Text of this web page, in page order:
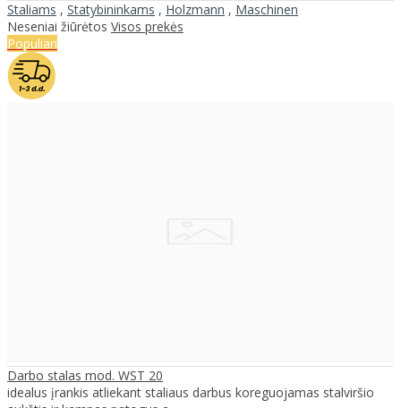
Staliams , Statybininkams , Holzmann , Maschinen
Neseniai žiūrėtos Visos prekės
Populiari
Darbo stalas mod. WST 20
idealus įrankis atliekant staliaus darbus koreguojamas stalviršio